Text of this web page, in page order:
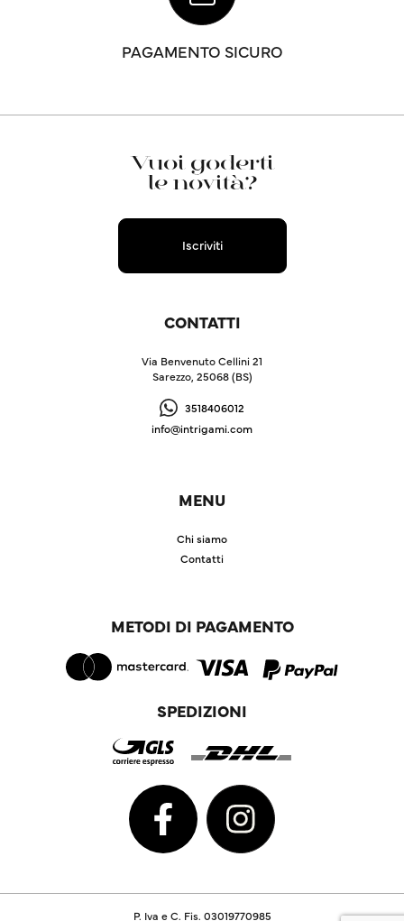
PAGAMENTO SICURO
Vuoi goderti
le novità?
Iscriviti
CONTATTI
Via Benvenuto Cellini 21
Sarezzo, 25068 (BS)
3518406012
info@intrigami.com
MENU
Chi siamo
Contatti
METODI DI PAGAMENTO
SPEDIZIONI
P. Iva e C. Fis. 03019770985